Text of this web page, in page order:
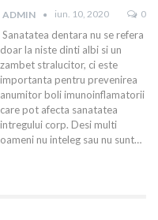
ADMIN iun. 10, 2020 0
Sanatatea dentara nu se refera
doar la niste dinti albi si un
zambet stralucitor, ci este
importanta pentru prevenirea
anumitor boli imunoinflamatorii
care pot afecta sanatatea
intregului corp. Desi multi
oameni nu inteleg sau nu sunt…